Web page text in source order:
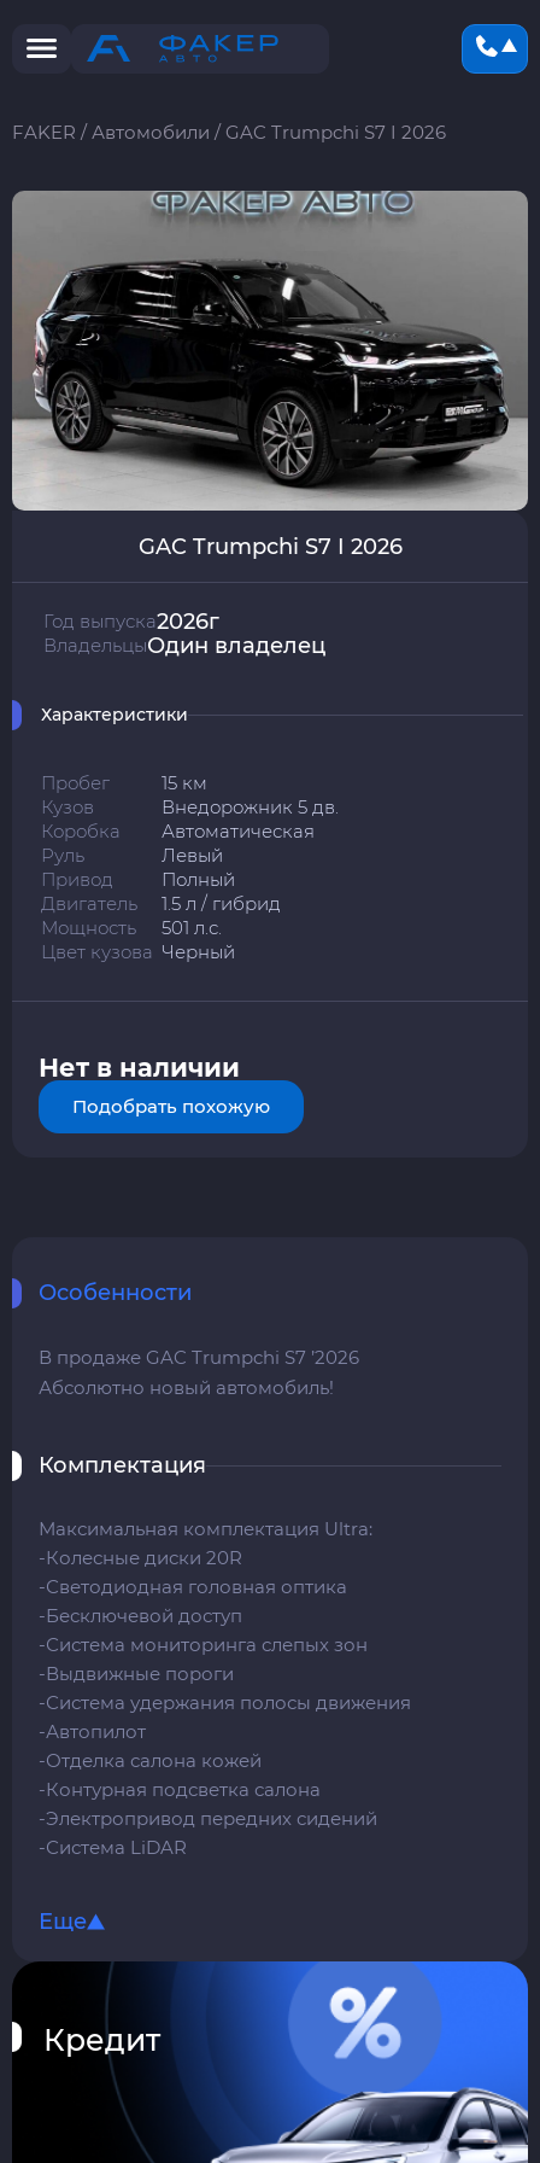
FAKER /Автомобили / GAC Trumpchi S7 I 2026
GAC Trumpchi S7 I 2026
Год выпуска2026г
ВладельцыОдин владелец
Характеристики
Пробег
15 км
Кузов
Внедорожник 5 дв.
Коробка
Автоматическая
Руль
Левый
Привод
Полный
Двигатель
1.5 л / гибрид
Мощность
501 л.с.
Цвет кузова Черный
Нет в наличии
Подобрать похожую
Особенности
В продаже GAC Trumpchi S7 ’2026
Абсолютно новый автомобиль!
Комплектация
Максимальная комплектация Ultra:
-Колесные диски 20R
-Светодиодная головная оптика
-Бесключевой доступ
-Система мониторинга слепых зон
-Выдвижные пороги
-Система удержания полосы движения
-Автопилот
-Отделка салона кожей
-Контурная подсветка салона
-Электропривод передних сидений
-Система LiDAR
-Отделка руля кожей
-Мультифункциональное рулевое колесо
-Оттоманка для заднего правого
-Проекционный дисплей
-Премиальная аудиосистема Adigo Sound
-Сенсорная мультимедийная система
-Камеры кругового обзора
Еще
Кредит